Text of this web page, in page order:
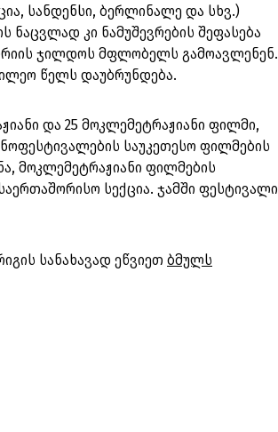
სანდენსი, ბერლინალე და სხვ.)
ნაცვლად კი ნამუშევრების შეფასება
ჯილდოს მფლობელს გამოავლენენ.
წელს დაუბრუნდება.
და 25 მოკლემეტრაჟიანი ფილმი,
საუკეთესო ფილმების
მოკლემეტრაჟიანი ფილმების
სექცია. ჯამში ფესტივალი
სანახავად ეწვიეთ ბმულს